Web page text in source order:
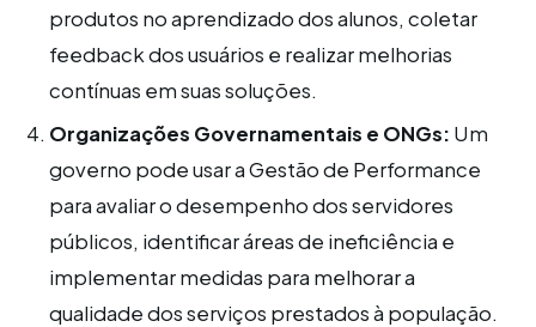
produtos no aprendizado dos alunos, coletar
feedback dos usuários e realizar melhorias
contínuas em suas soluções.
Organizações Governamentais e ONGs: Um
governo pode usar a Gestão de Performance
para avaliar o desempenho dos servidores
públicos, identificar áreas de ineficiência e
implementar medidas para melhorar a
qualidade dos serviços prestados à população.